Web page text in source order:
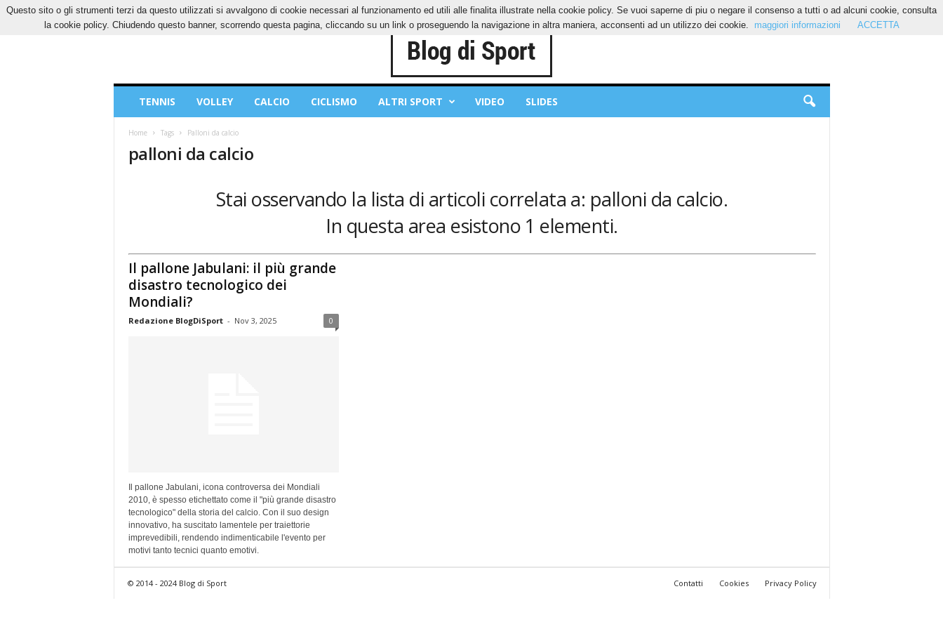
VENERDÌ, 7 AGOSTO 2026 CONTATTI COOKIES PRIVACY POLICY
Sport
TENNIS VOLLEY CALCIO CICLISMO ALTRI SPORT VIDEO SLIDES
Home Tags Palloni da calcio
palloni da calcio
Stai osservando la lista di articoli correlata a: palloni da calcio.
In questa area esistono 1 elementi.
Il pallone Jabulani: il più grande
disastro tecnologico dei
Mondiali?
Redazione BlogDiSport - Nov 3, 2025 0
Il pallone Jabulani, icona controversa dei Mondiali
2010, è spesso etichettato come il "più grande disastro
tecnologico" della storia del calcio. Con il suo design
innovativo, ha suscitato lamentele per traiettorie
imprevedibili, rendendo indimenticabile l'evento per
motivi tanto tecnici quanto emotivi.
Contatti Cookies Privacy Policy
© 2014 - 2024 Blog di Sport
Questo sito o gli strumenti terzi da questo utilizzati si avvalgono di cookie necessari al funzionamento ed utili alle finalita illustrate nella cookie policy. Se vuoi saperne di piu o negare il consenso a tutti o ad alcuni cookie, consulta
la cookie policy. Chiudendo questo banner, scorrendo questa pagina, cliccando su un link o proseguendo la navigazione in altra maniera, acconsenti ad un utilizzo dei cookie.
maggiori informazioni ACCETTA